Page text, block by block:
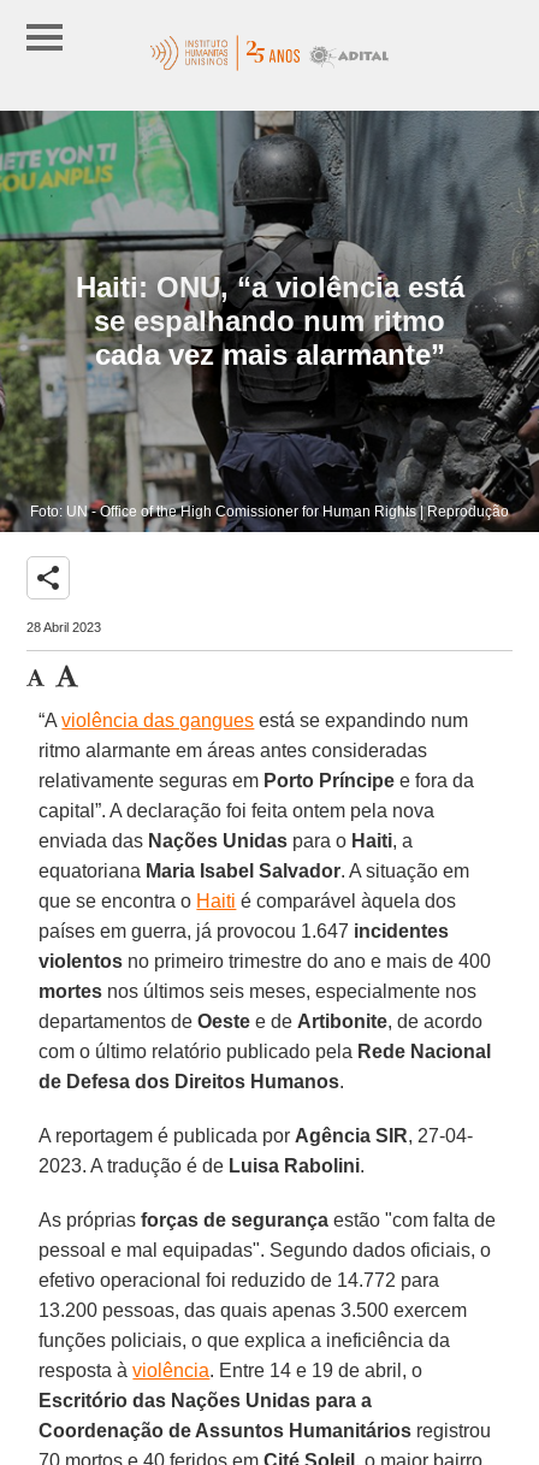
Haiti: ONU, “a violência está
se espalhando num ritmo
cada vez mais alarmante”
Foto: UN - Office of the High Comissioner for Human Rights | Reprodução
share
28 Abril 2023
“Aviolência das gangues está se expandindo num
ritmo alarmante em áreas antes consideradas
relativamente seguras em Porto Príncipe e fora da
capital”. A declaração foi feita ontem pela nova
enviada das Nações Unidas para o Haiti, a
equatoriana Maria Isabel Salvador. A situação em
que se encontra o Haiti é comparável àquela dos
países em guerra, já provocou 1.647 incidentes
violentos no primeiro trimestre do ano e mais de 400
mortes nos últimos seis meses, especialmente nos
departamentos deOeste e de Artibonite, de acordo
com o último relatório publicado pela Rede Nacional
de Defesa dos Direitos Humanos.
A reportagem é publicada por Agência SIR, 27-04-
2023. A tradução é de Luisa Rabolini.
As própriasforças de segurança estão "com falta de
pessoal e mal equipadas". Segundo dados oficiais, o
efetivo operacional foi reduzido de 14.772 para
13.200 pessoas, das quais apenas 3.500 exercem
funções policiais, o que explica a ineficiência da
resposta àviolência. Entre 14 e 19 de abril, o
Escritório das Nações Unidas para a
Coordenação de Assuntos Humanitários registrou
70 mortos e 40 feridos emCité Soleil , o maior bairro